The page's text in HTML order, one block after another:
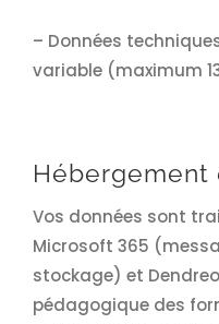
– Données
variable (maximum
Hébergement
Vos données sont
Microsoft 365
stockage) et
pédagogique des